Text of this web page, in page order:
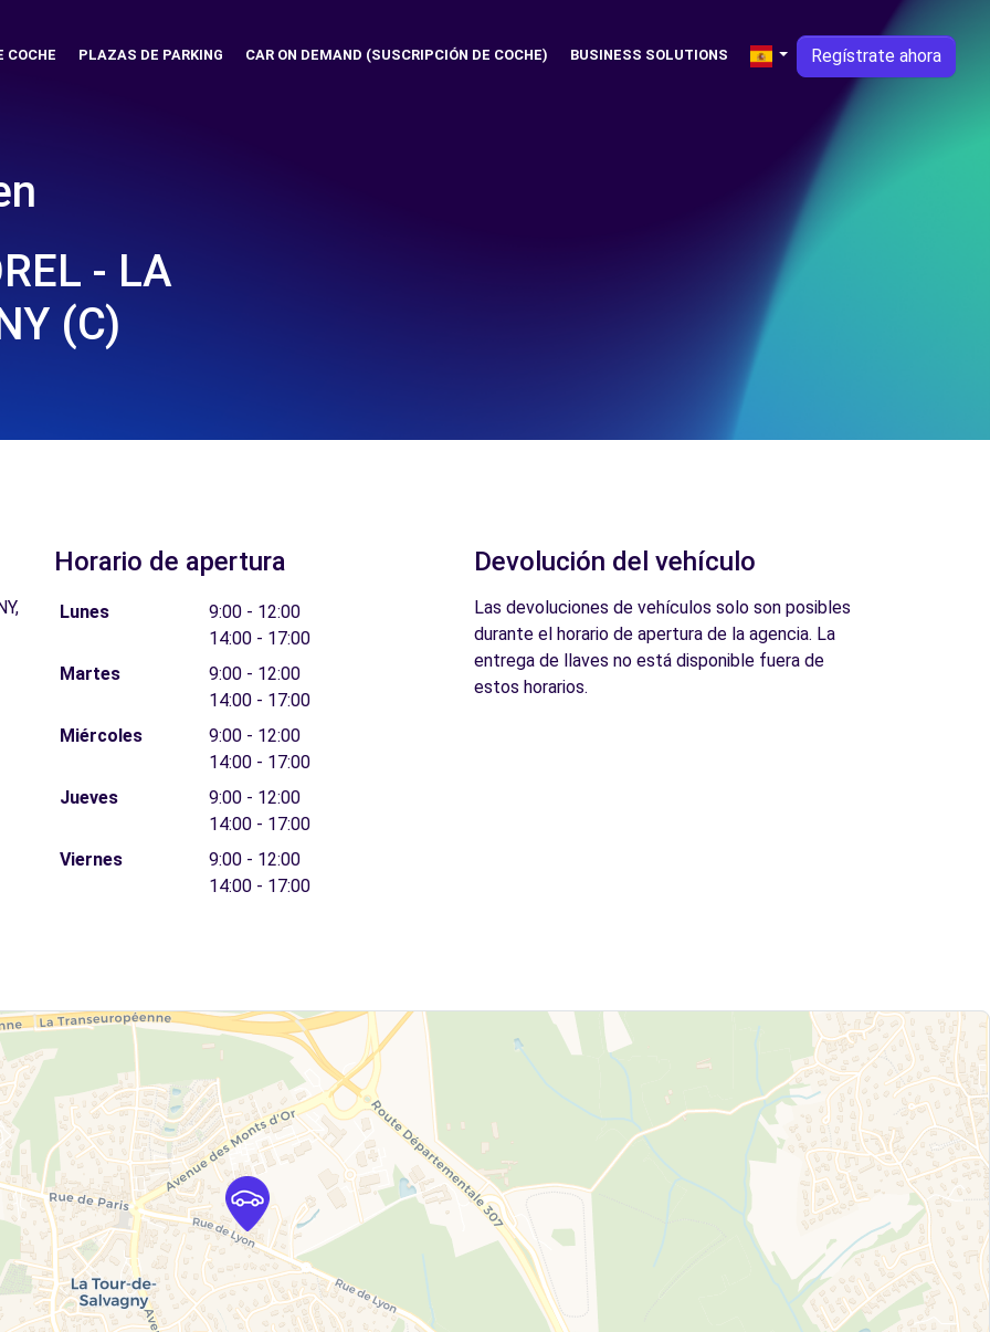
COCHE PLAZAS DE PARKING CAR ON DEMAND (SUSCRIPCIÓN DE COCHE) BUSINESS SOLUTIONS Regístrate ahora
- LA
(C)
Horario de apertura
Lunes
9:00 - 12:00
14:00 - 17:00
Martes
9:00 - 12:00
14:00 - 17:00
Miércoles
9:00 - 12:00
14:00 - 17:00
Jueves
9:00 - 12:00
14:00 - 17:00
Viernes
9:00 - 12:00
14:00 - 17:00
Devolución del vehículo
Las devoluciones de vehículos solo son posibles
durante el horario de apertura de la agencia. La
entrega de llaves no está disponible fuera de
estos horarios.